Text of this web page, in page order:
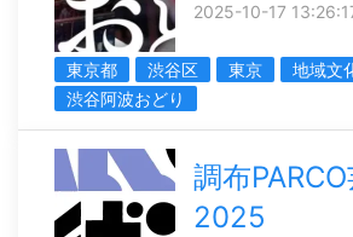
2025-10-17
東京都 渋谷区 東京
地域文
渋谷阿波おどり
調布
2025